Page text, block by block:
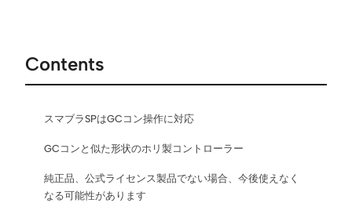
Contents
スマブラSPはGCコン操作に対応
GCコンと似た形状のホリ製コントローラー
純正品、公式ライセンス製品でない場合、今後使えなく
なる可能性があります